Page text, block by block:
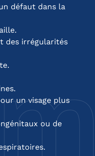
défaut dans la
des irrégularités
un visage plus
ou de